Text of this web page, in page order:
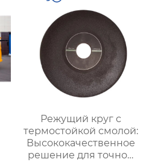
Режущий круг с
термостойкой смолой:
Высококачественное
решение для точной